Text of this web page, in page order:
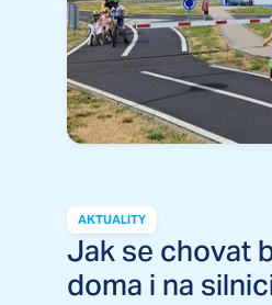
AKTUALITY
Jak se chovat
doma i na